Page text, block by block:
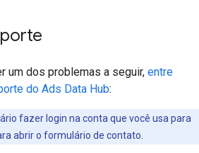
um dos problemas a seguir, entre
do Ads Data Hub:
fazer login na conta que você usa para
abrir o formulário de contato.